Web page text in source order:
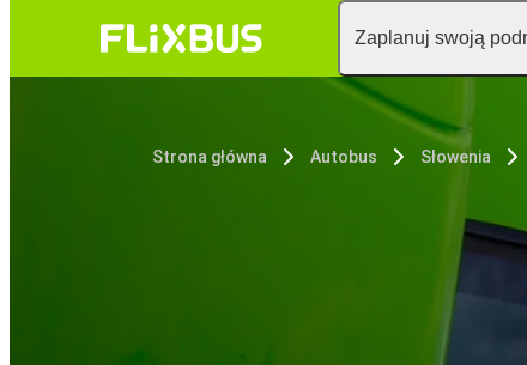
Zaplanuj swoją
Strona główna Autobus Słowenia